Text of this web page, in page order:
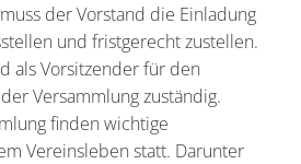
der Vorstand die Einladung
und fristgerecht zustellen.
als Vorsitzender für den
Versammlung zuständig.
finden wichtige
Vereinsleben statt. Darunter